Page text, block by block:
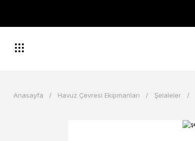
Anasayfa Havuz Çevresi Ekipmanları Şelaleler